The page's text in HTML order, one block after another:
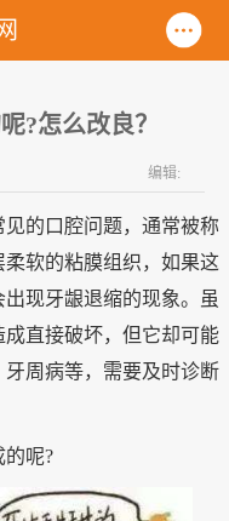
?怎么改良？
编辑:
的口腔问题，通常被称
软的粘膜组织，如果这
现牙龈退缩的现象。虽
直接破坏，但它却可能
周病等，需要及时诊断
呢?